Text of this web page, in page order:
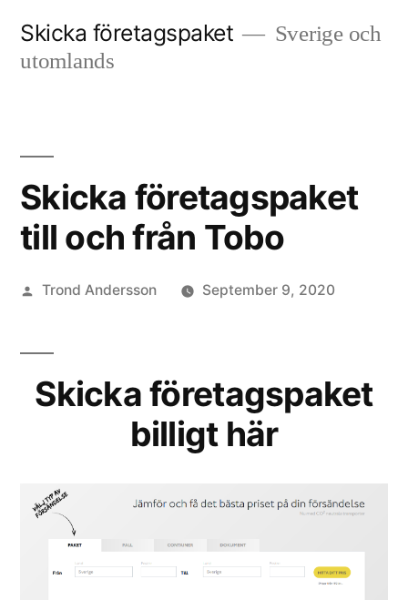
Skicka företagspaket
Sverige och
utomlands
Skicka företagspaket
till och från Tobo
Posted
Trond Andersson September 9, 2020
Skicka företagspaket
billigt här